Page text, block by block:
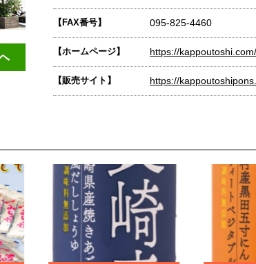
【FAX番号】 095-825-4460
【ホームページ】 https://kappoutoshi.com/
【販売サイト】 https://